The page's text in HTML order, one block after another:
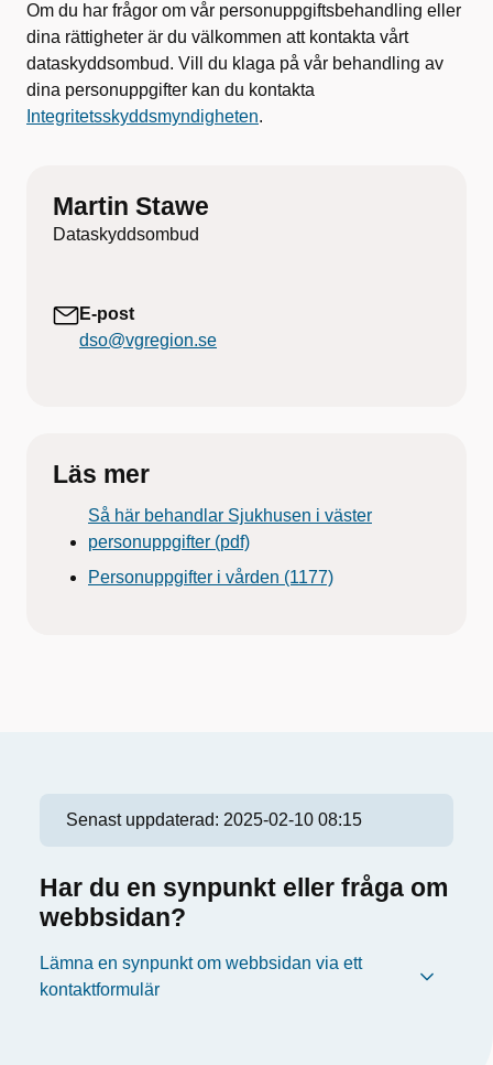
Om du har frågor om vår personuppgiftsbehandling eller
dina rättigheter är du välkommen att kontakta vårt
dataskyddsombud. Vill du klaga på vår behandling av
dina personuppgifter kan du kontakta
Integritetsskyddsmyndigheten.
Martin Stawe
Dataskyddsombud
E-post
dso@vgregion.se
Läs mer
Så här behandlar Sjukhusen i väster
personuppgifter (pdf)
Personuppgifter i vården (1177)
Senast uppdaterad: 2025-02-10 08:15
Har du en synpunkt eller fråga om
webbsidan?
Lämna en synpunkt om webbsidan via ett
kontaktformulär